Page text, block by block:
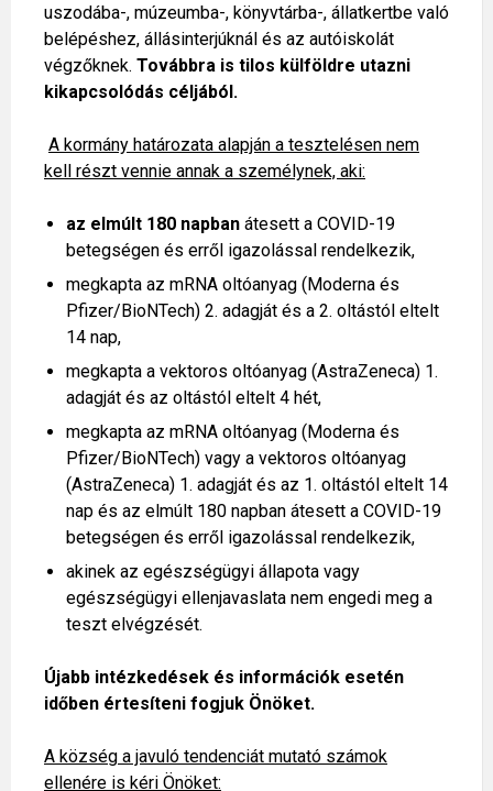
uszodába-, múzeumba-, könyvtárba-, állatkertbe való
belépéshez, állásinterjúknál és az autóiskolát
végzőknek. Továbbra is tilos külföldre utazni
kikapcsolódás céljából.
A kormány határozata alapján a tesztelésen nem
kell részt vennie annak a személynek, aki:
az elmúlt 180 napban átesett a COVID-19
betegségen és erről igazolással rendelkezik,
megkapta az mRNA oltóanyag (Moderna és
Pfizer/BioNTech) 2. adagját és a 2. oltástól eltelt
14 nap,
megkapta a vektoros oltóanyag (AstraZeneca) 1.
adagját és az oltástól eltelt 4 hét,
megkapta az mRNA oltóanyag (Moderna és
Pfizer/BioNTech) vagy a vektoros oltóanyag
(AstraZeneca) 1. adagját és az 1. oltástól eltelt 14
nap és az elmúlt 180 napban átesett a COVID-19
betegségen és erről igazolással rendelkezik,
akinek az egészségügyi állapota vagy
egészségügyi ellenjavaslata nem engedi meg a
teszt elvégzését.
Újabb intézkedések és információk esetén
időben értesíteni fogjuk Önöket.
A község a javuló tendenciát mutató számok
ellenére is kéri Önöket: